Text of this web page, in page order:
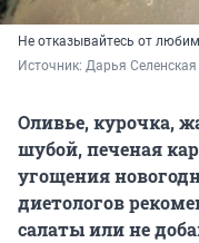
Не отказывайтесь от
Источник: Дарья
Оливье, курочка,
шубой, печеная
угощения
диетологов
салаты или не